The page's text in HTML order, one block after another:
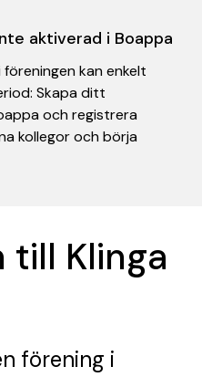
aktiverad i Boappa
kan enkelt
Skapa ditt
och registrera
kollegor och börja
till Klinga
förening i